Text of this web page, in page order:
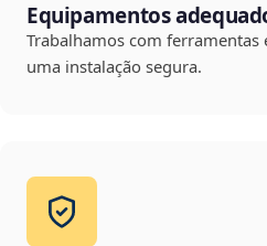
Equipamentos
Trabalhamos com ferramentas
uma instalação segura.